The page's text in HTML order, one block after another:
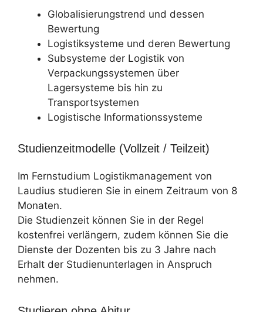
Globalisierungstrend und dessen
Bewertung
Logistiksysteme und deren Bewertung
Subsysteme der Logistik von
Verpackungssystemen über
Lagersysteme bis hin zu
Transportsystemen
Logistische Informationssysteme
Studienzeitmodelle (Vollzeit / Teilzeit)
Im Fernstudium Logistikmanagement von
Laudius studieren Sie in einem Zeitraum von 8
Monaten.
Die Studienzeit können Sie in der Regel
kostenfrei verlängern, zudem können Sie die
Dienste der Dozenten bis zu 3 Jahre nach
Erhalt der Studienunterlagen in Anspruch
nehmen.